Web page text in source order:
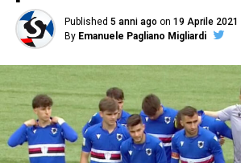
Published 5 anni ago on 19 Aprile 2021
By Emanuele Pagliano Migliardi